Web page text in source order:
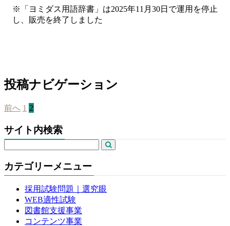
※「ヨミダス用語辞書」は2025年11月30日で運用を停止
し、販売を終了しました
投稿ナビゲーション
前へ 1 2
サイト内検索
カテゴリーメニュー
採用試験問題｜選究眼
WEB適性試験
図書館支援事業
コンテンツ事業